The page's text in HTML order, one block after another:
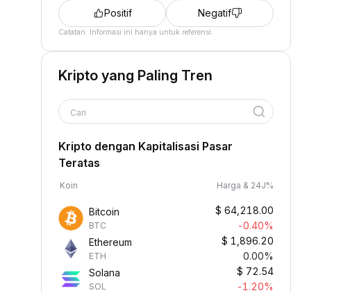
Positif Negatif
Catatan: Informasi ini hanya untuk referensi.
Kripto yang Paling Tren
Cari
Kripto dengan Kapitalisasi Pasar
Teratas
Koin Harga & 24J%
Bitcoin
BTC
$ 64,218.00
-0.40%
Ethereum
ETH
$ 1,896.20
0.00%
Solana
SOL
$ 72.54
-1.20%